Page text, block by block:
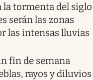
la tormenta del siglo
serán las zonas
las intensas lluvias
fin de semana
rayos y diluvios